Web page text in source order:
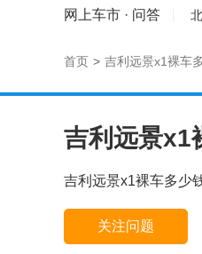
网上车市 · 问答
首页 > 吉利远景x1裸车
吉利远景x1
吉利远景x1裸车多少
关注问题